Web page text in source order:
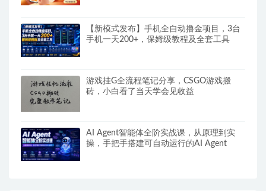
【新模式发布】手机全自动撸金项目，3台
手机一天200+，保姆级教程及全套工具
游戏挂G全流程笔记分享，CSGO游戏搬
砖，小白看了当天学会见收益
AI Agent智能体全阶实战课，从原理到实
操，手把手搭建可自动运行的AI Agent